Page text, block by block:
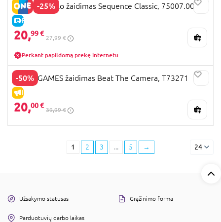
-25%
E-KAINA
GOLIATH stalo žaidimas Sequence Classic, 75007.006
20,99 €
27,99 €
Perkant papildomą prekę internetu
-50%
IŠPARDAVIMAS
TOMY GAMES žaidimas Beat The Camera, T73271
20,00 €
39,99 €
1 2 3 ... 5 → 24
Užsakymo statusas Grąžinimo forma
Parduotuvių darbo laikas